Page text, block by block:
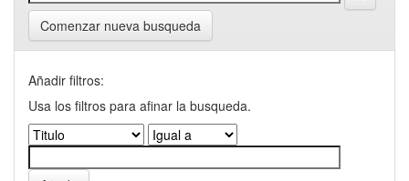
Comenzar nueva busqueda
Añadir filtros:
Usa los filtros para afinar la busqueda.